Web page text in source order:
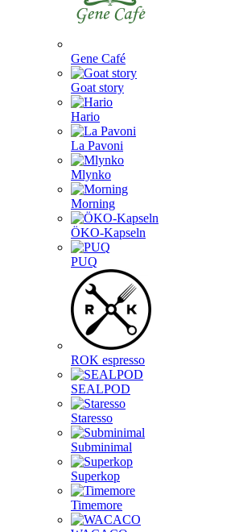
Gene Café
Goat story
Hario
La Pavoni
Mlynko
Morning
ÖKO-Kapseln
PUQ
ROK espresso
SEALPOD
Staresso
Subminimal
Superkop
Timemore